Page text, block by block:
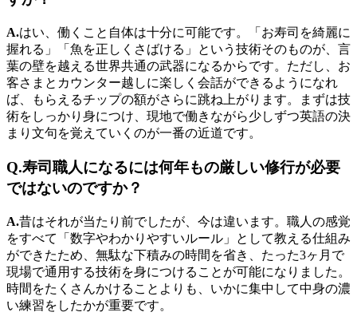
A.はい、働くこと自体は十分に可能です。「お寿司を綺麗に
握れる」「魚を正しくさばける」という技術そのものが、言
葉の壁を越える世界共通の武器になるからです。ただし、お
客さまとカウンター越しに楽しく会話ができるようになれ
ば、もらえるチップの額がさらに跳ね上がります。まずは技
術をしっかり身につけ、現地で働きながら少しずつ英語の決
まり文句を覚えていくのが一番の近道です。
Q.寿司職人になるには何年もの厳しい修行が必要
ではないのですか？
A.昔はそれが当たり前でしたが、今は違います。職人の感覚
をすべて「数字やわかりやすいルール」として教える仕組み
ができたため、無駄な下積みの時間を省き、たった3ヶ月で
現場で通用する技術を身につけることが可能になりました。
時間をたくさんかけることよりも、いかに集中して中身の濃
い練習をしたかが重要です。